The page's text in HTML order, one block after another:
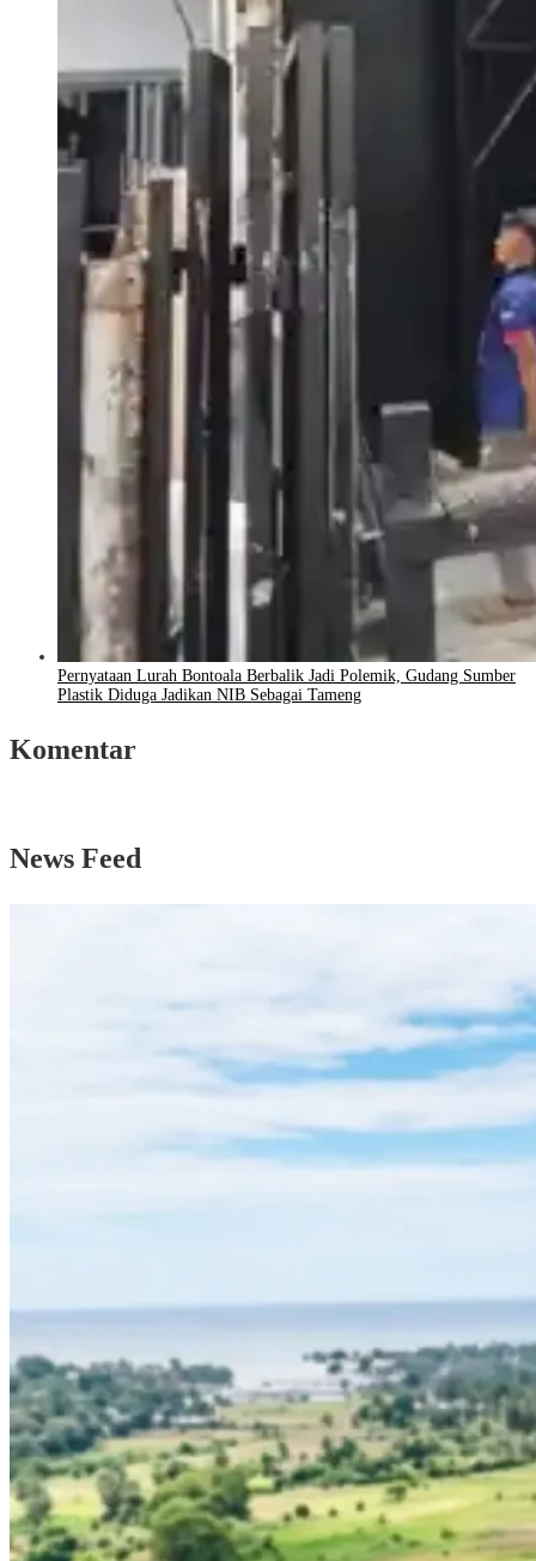
Pernyataan Lurah Bontoala Berbalik Jadi Polemik, Gudang Sumber
Plastik Diduga Jadikan NIB Sebagai Tameng
Komentar
News Feed